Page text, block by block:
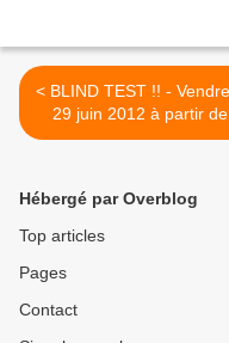
< BLIND TEST !! - Vendredi
29 juin 2012 à partir de
19h30
Hébergé par Overblog
Top articles
Pages
Contact